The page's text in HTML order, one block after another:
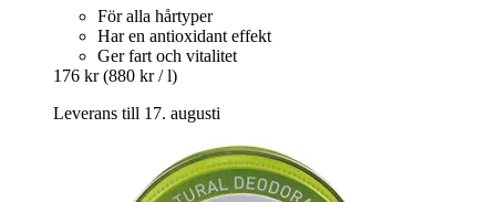
För alla hårtyper
Har en antioxidant effekt
Ger fart och vitalitet
176 kr (880 kr / l)
Leverans till 17. augusti